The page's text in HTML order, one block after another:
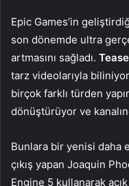
Epic Games’in
son dönemde ultra
artmasını sağladı.
tarz videolarıyla
birçok farklı türden
dönüştürüyor ve
Bunlara bir yenisi daha
çıkış yapan Joaquin
Engine 5 kullanarak